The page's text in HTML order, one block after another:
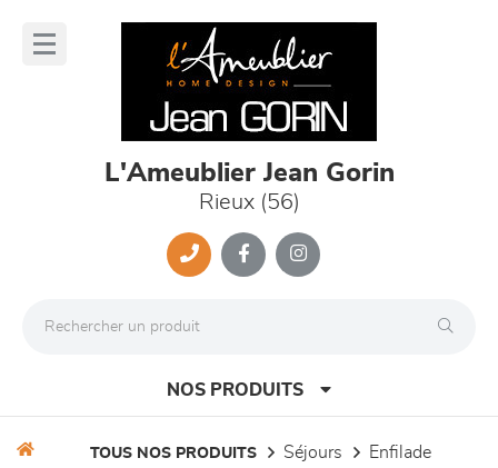
L'Ameublier Jean Gorin
Rieux (56)
NOS PRODUITS
TOUS NOS PRODUITS séjours
enfilade